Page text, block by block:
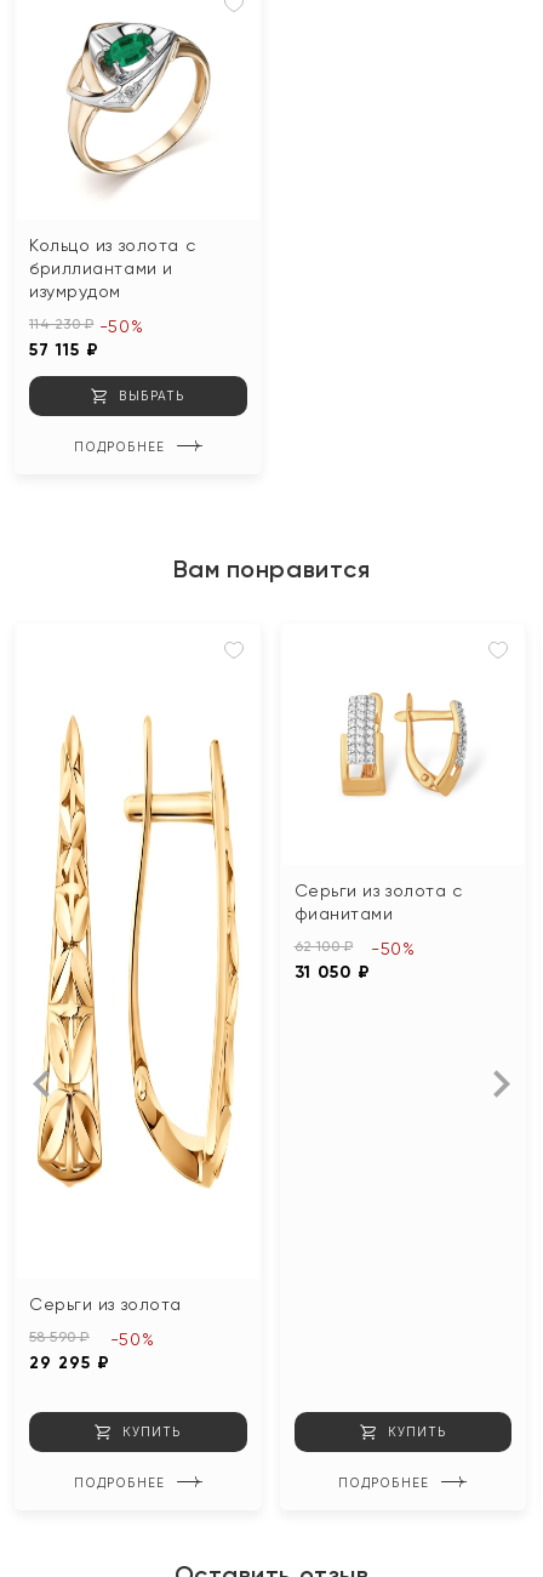
Кольцо из золота с
бриллиантами и
изумрудом
114 230 ₽
57 115 ₽
-50%
ВЫБРАТЬ
ПОДРОБНЕЕ
Вам понравится
Серьги из золота
58 590 ₽
29 295 ₽
-50%
КУПИТЬ
ПОДРОБНЕЕ
Серьги из золота с
фианитами
62 100 ₽
31 050 ₽
-50%
КУПИТЬ
ПОДРОБНЕЕ